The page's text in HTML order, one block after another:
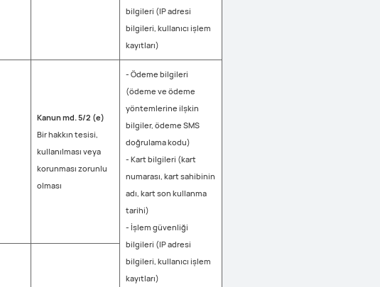
bilgileri (IP adresi
bilgileri, kullanıcı işlem
kayıtları)
Kanun md. 5/2 (e)
Bir hakkın tesisi,
kullanılması veya
korunması zorunlu
olması
- Ödeme bilgileri
(ödeme ve ödeme
yöntemlerine ilşkin
bilgiler, ödeme SMS
doğrulama kodu)
- Kart bilgileri (kart
numarası, kart sahibinin
adı, kart son kullanma
tarihi)
- İşlem güvenliği
bilgileri (IP adresi
bilgileri, kullanıcı işlem
kayıtları)